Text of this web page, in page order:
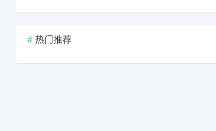
热门推荐